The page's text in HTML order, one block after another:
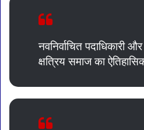
नवनिर्वाचित पदाधिकारी
क्षत्रिय समाज का